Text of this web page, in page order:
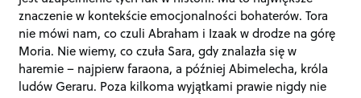
znaczenie w kontekście emocjonalności bohaterów. Tora
nie mówi nam, co czuli Abraham i Izaak w drodze na górę
Moria. Nie wiemy, co czuła Sara, gdy znalazła się w
haremie – najpierw faraona, a później Abimelecha, króla
ludów Geraru. Poza kilkoma wyjątkami prawie nigdy nie